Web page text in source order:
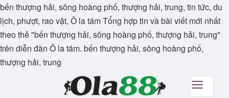
bến thượng hải, sông hoàng phố, thượng hải, trung, tin tức, du
lịch, phượt, rao vặt, Ô la tám Tổng hợp tin và bài viết mới nhất
theo thẻ "bến thượng hải, sông hoàng phố, thượng hải, trung"
trên diễn đàn Ô la tám. bến thượng hải, sông hoàng phố,
thượng hải, trung